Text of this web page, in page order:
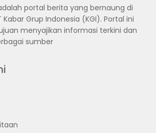
portal berita yang bernaung di
Grup Indonesia (KGI). Portal ini
menyajikan informasi terkini dan
sumber